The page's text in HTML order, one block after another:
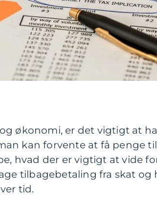
økonomi, er det vigtigt at
kan forvente at få penge
hvad der er vigtigt at vide
tilbagebetaling fra skat og
tid.